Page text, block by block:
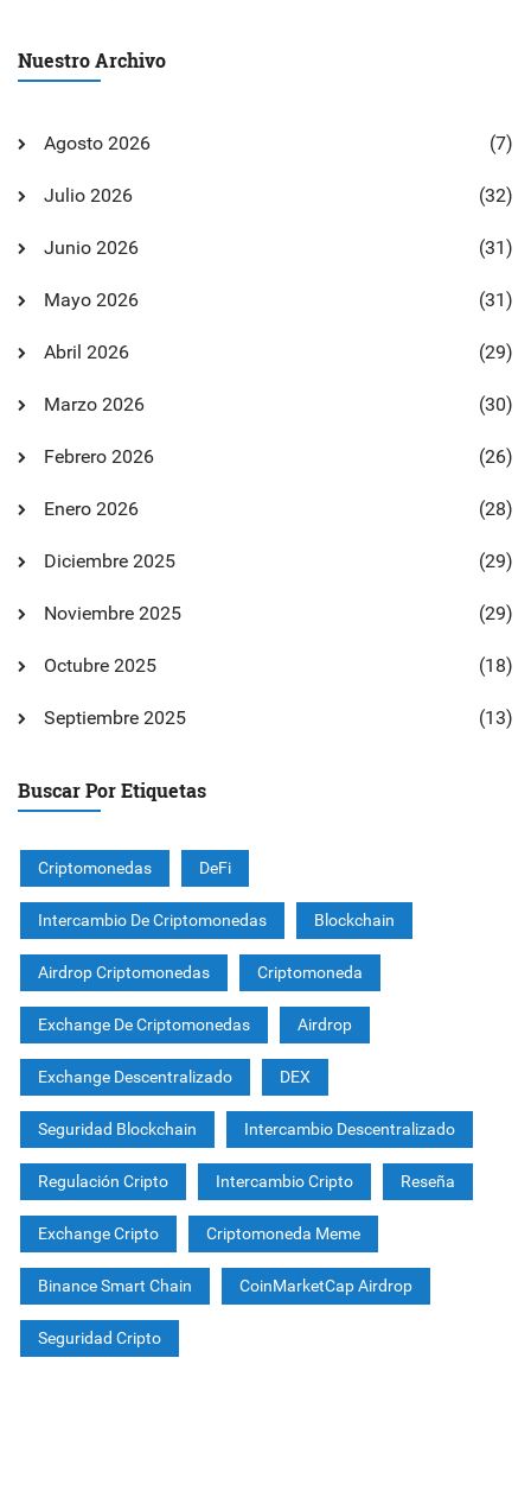
Nuestro Archivo
Agosto 2026 (7)
Julio 2026 (32)
Junio 2026 (31)
Mayo 2026 (31)
Abril 2026 (29)
Marzo 2026 (30)
Febrero 2026 (26)
Enero 2026 (28)
Diciembre 2025 (29)
Noviembre 2025 (29)
Octubre 2025 (18)
Septiembre 2025 (13)
Buscar Por Etiquetas
Criptomonedas DeFi
Intercambio De Criptomonedas Blockchain
Airdrop Criptomonedas Criptomoneda
Exchange De Criptomonedas Airdrop
Exchange Descentralizado DEX
Seguridad Blockchain Intercambio Descentralizado
Regulación Cripto Intercambio Cripto Reseña
Exchange Cripto Criptomoneda Meme
Binance Smart Chain CoinMarketCap Airdrop
Seguridad Cripto